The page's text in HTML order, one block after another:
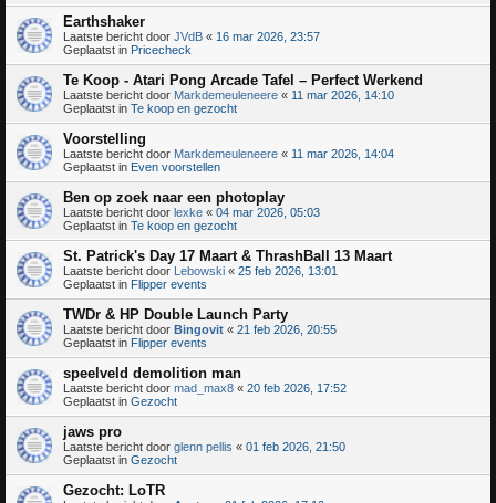
Earthshaker
Laatste bericht door JVdB « 16 mar 2026, 23:57
Geplaatst in Pricecheck
Te Koop - Atari Pong Arcade Tafel – Perfect Werkend
Laatste bericht door Markdemeuleneere « 11 mar 2026, 14:10
Geplaatst in Te koop en gezocht
Voorstelling
Laatste bericht door Markdemeuleneere « 11 mar 2026, 14:04
Geplaatst in Even voorstellen
Ben op zoek naar een photoplay
Laatste bericht door lexke « 04 mar 2026, 05:03
Geplaatst in Te koop en gezocht
St. Patrick's Day 17 Maart & ThrashBall 13 Maart
Laatste bericht door Lebowski « 25 feb 2026, 13:01
Geplaatst in Flipper events
TWDr & HP Double Launch Party
Laatste bericht door Bingovit « 21 feb 2026, 20:55
Geplaatst in Flipper events
speelveld demolition man
Laatste bericht door mad_max8 « 20 feb 2026, 17:52
Geplaatst in Gezocht
jaws pro
Laatste bericht door glenn pellis « 01 feb 2026, 21:50
Geplaatst in Gezocht
Gezocht: LoTR